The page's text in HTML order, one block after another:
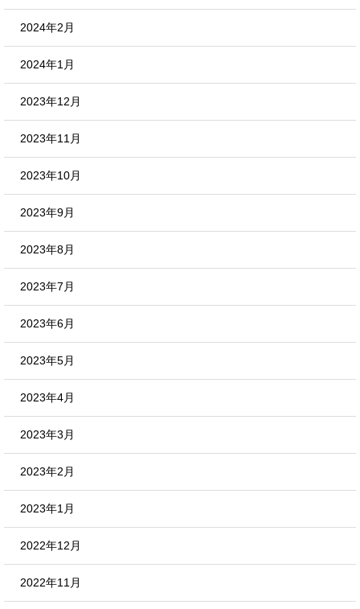
2024年2月
2024年1月
2023年12月
2023年11月
2023年10月
2023年9月
2023年8月
2023年7月
2023年6月
2023年5月
2023年4月
2023年3月
2023年2月
2023年1月
2022年12月
2022年11月